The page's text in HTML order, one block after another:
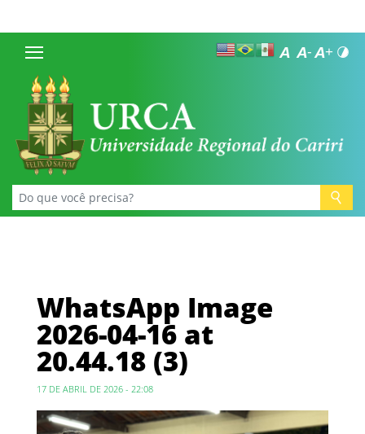
WhatsApp Image
2026-04-16 at
20.44.18 (3)
17 DE ABRIL DE 2026 - 22:08